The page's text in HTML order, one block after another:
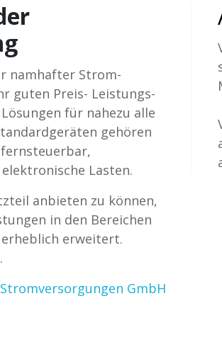
namhafter Strom­
guten Preis- Leistungs­
für nahezu alle
gehören
Lasten.
anbieten zu können,
in den Bereichen
erweitert.
GmbH